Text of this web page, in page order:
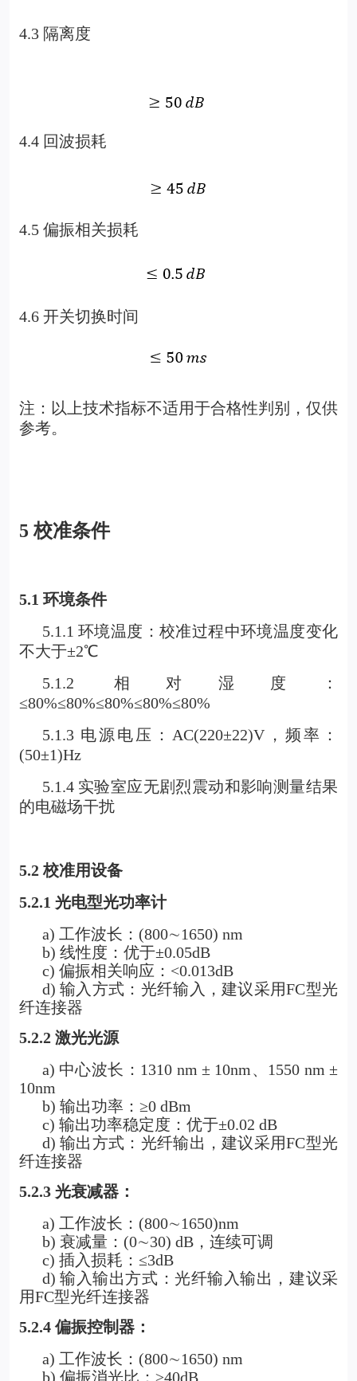
4.3 隔离度
4.4 回波损耗
4.5 偏振相关损耗
4.6 开关切换时间
注：以上技术指标不适用于合格性判别，仅供
参考。
5校准条件
5.1环境条件
5.1.1 环境温度：校准过程中环境温度变化
不大于±2℃
5.1.2 相对湿度：
≤80%≤80%≤80%≤80%≤80%
5.1.3 电源电压：AC(220±22)V，频率：
(50±1)Hz
5.1.4 实验室应无剧烈震动和影响测量结果
的电磁场干扰
5.2校准用设备
5.2.1 光电型光功率计
a) 工作波长：(800∼1650) nm
b) 线性度：优于±0.05dB
c) 偏振相关响应：<0.013dB
d) 输入方式：光纤输入，建议采用FC型光
纤连接器
5.2.2 激光光源
a) 中心波长：1310 nm ± 10nm、1550 nm ±
10nm
b) 输出功率：≥0 dBm
c) 输出功率稳定度：优于±0.02 dB
d) 输出方式：光纤输出，建议采用FC型光
纤连接器
5.2.3 光衰减器：
a) 工作波长：(800∼1650)nm
b) 衰减量：(0∼30) dB，连续可调
c) 插入损耗：≤3dB
d)输入输出方式：光纤输入输出，建议采
用FC型光纤连接器
5.2.4 偏振控制器：
a) 工作波长：(800∼1650) nm
b) 偏振消光比：≥40dB